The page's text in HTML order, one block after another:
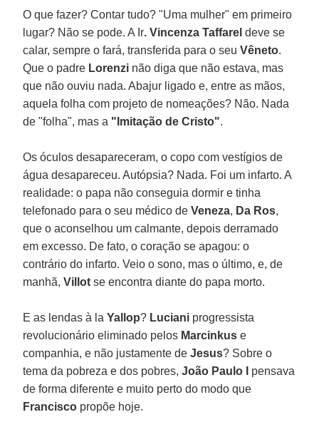
O que fazer? Contar tudo? "Uma mulher" em primeiro
lugar? Não se pode. A Ir. Vincenza Taffarel deve se
calar, sempre o fará, transferida para o seuVêneto.
Que o padre Lorenzi não diga que não estava, mas
que não ouviu nada. Abajur ligado e, entre as mãos,
aquela folha com projeto de nomeações? Não. Nada
de "folha", mas a "Imitação de Cristo".
Os óculos desapareceram, o copo com vestígios de
água desapareceu. Autópsia? Nada. Foi um infarto. A
realidade: o papa não conseguia dormir e tinha
telefonado para o seu médico deVeneza, Da Ros,
que o aconselhou um calmante, depois derramado
em excesso. De fato, o coração se apagou: o
contrário do infarto. Veio o sono, mas o último, e, de
manhã,Villot se encontra diante do papa morto.
E as lendas à laYallop? Luciani progressista
revolucionário eliminado pelos Marcinkus e
companhia, e não justamente deJesus? Sobre o
tema da pobreza e dos pobres,João Paulo I
pensava
de forma diferente e muito perto do modo que
Francisco propõe hoje.